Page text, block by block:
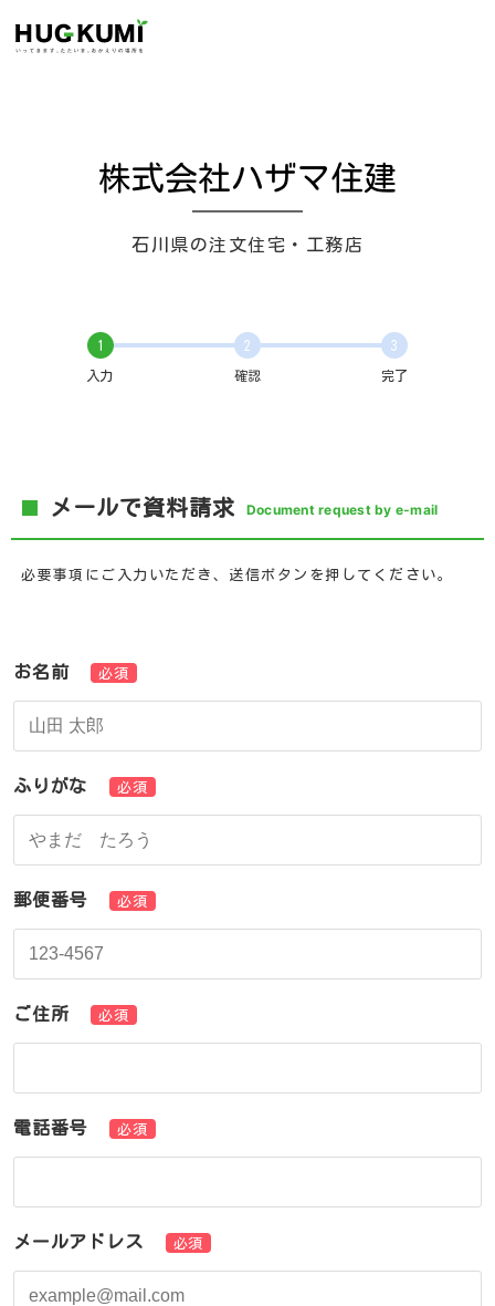
株式会社ハザマ住建
石川県の注文住宅・工務店
1
入力
2
確認
3
完了
メールで資料請求 Document request by e-mail
必要事項にご入力いただき、送信ボタンを押してください。
お名前 必須
ふりがな 必須
郵便番号 必須
ご住所 必須
電話番号 必須
メールアドレス 必須